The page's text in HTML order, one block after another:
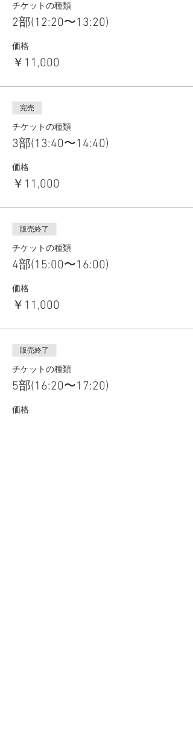
チケットの種類
2部(12:20〜13:20)
価格
￥11,000
完売
チケットの種類
3部(13:40〜14:40)
価格
￥11,000
販売終了
チケットの種類
4部(15:00〜16:00)
価格
￥11,000
販売終了
チケットの種類
5部(16:20〜17:20)
価格